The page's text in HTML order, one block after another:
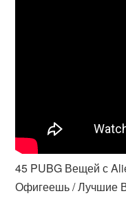
45 PUBG Вещей с
Офигеешь / Лучшие